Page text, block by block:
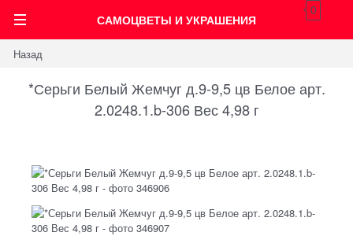
САМОЦВЕТЫ И УКРАШЕНИЯ
0
Назад
*Серьги Белый Жемчуг д.9-9,5 цв Белое арт.
2.0248.1.b-306 Вес 4,98 г